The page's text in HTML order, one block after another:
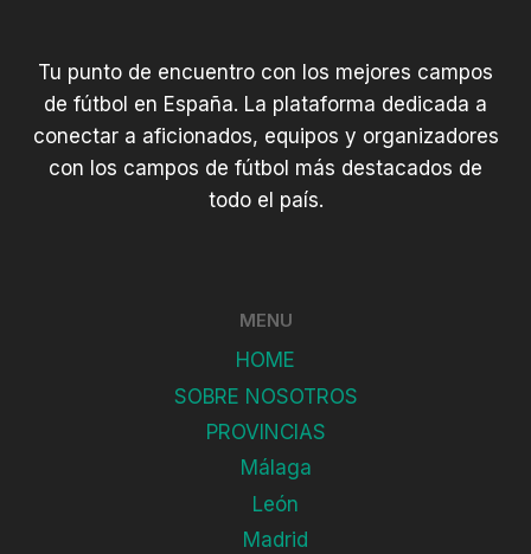
Tu punto de encuentro con los mejores campos
de fútbol en España. La plataforma dedicada a
conectar a aficionados, equipos y organizadores
con los campos de fútbol más destacados de
todo el país.
MENU
HOME
SOBRE NOSOTROS
PROVINCIAS
Málaga
León
Madrid